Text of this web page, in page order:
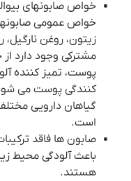
خواص صابونهای
خواص عمومی
زیتون، روغن
مشترکی وجود دارد
پوست، تمیز کننده
کنندگی پوست می
گیاهان دارویی
است.
صابون ها فاقد
باعث آلودگی محیط
هستند.